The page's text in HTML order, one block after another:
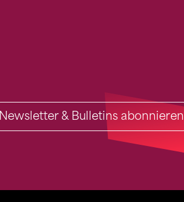
Newsletter & Bulletins abonnieren